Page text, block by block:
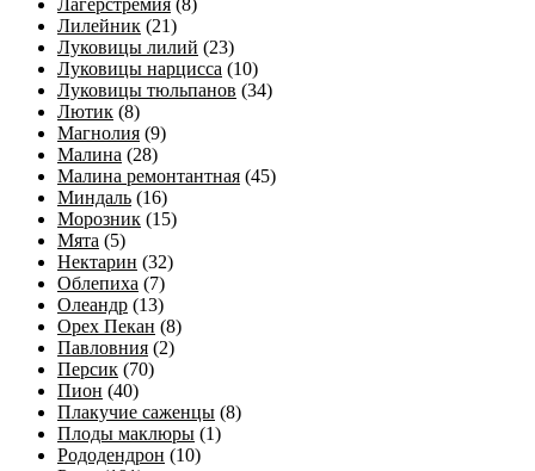
Лагерстремия (8)
Лилейник (21)
Луковицы лилий (23)
Луковицы нарцисса (10)
Луковицы тюльпанов (34)
Лютик (8)
Магнолия (9)
Малина (28)
Малина ремонтантная (45)
Миндаль (16)
Морозник (15)
Мята (5)
Нектарин (32)
Облепиха (7)
Олеандр (13)
Орех Пекан (8)
Павловния (2)
Персик (70)
Пион (40)
Плакучие саженцы (8)
Плоды маклюры (1)
Рододендрон (10)